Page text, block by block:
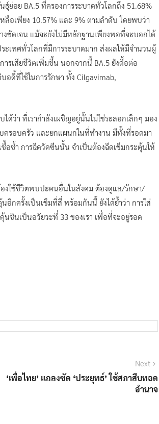
ย่อย BA.5 ที่ครองการระบาดทั่วโลกถึง 51.68%
ลือเพียง 10.57% และ 9% ตามลำดับ โดยพบว่า
งชัดเจน แม้จะยังไม่มีหลักฐานเพียงพอที่จะบอกได้
เทศทั่วโลกที่มีการระบาดมาก ส่งผลให้มีจำนวนผู้
ารเสียชีวิตเพิ่มขึ้น นอกจากนี้ BA.5 ยังดื้อต่อ
อดี้ที่ใช้ในการรักษา ทั้ง Cilgavimab,
ด้ว่า ที่เรากำลังเผชิญอยู่นั้นไม่ใช่ระลอกเล็กๆ มอง
รอบครัว และยกแผนกในที่ทำงาน มีทั้งที่รอดมา
ซ้ำ การฉีดวัคซีนนั้น จำเป็นต้องฉีดเข็มกระตุ้นให้
องใช้ชีวิตพบปะคนอื่นในสังคม ต้องดูแล/รักษา/
อีกครั้งเป็นเข็มที่สี่ พร้อมกันนี้ ยังได้ย้ำว่า การใส่
นชินเป็นอวัยวะที่ 33 ของเรา เพื่อที่จะอยู่รอด
Next
‘เพื่อไทย’ แถลงซัด ‘ประยุทธ์’ ใช้สภาสืบทอด
อำนาจ